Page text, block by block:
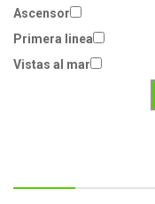
Ascensor
Primera linea
Vistas al mar